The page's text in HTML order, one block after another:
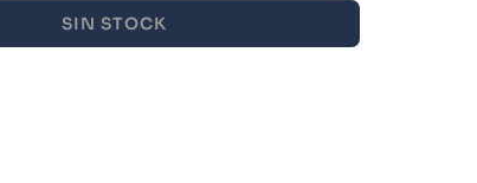
SIN STOCK